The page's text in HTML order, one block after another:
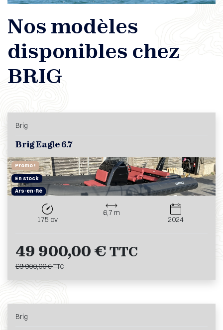
Nos modèles
disponibles chez
BRIG
Brig
Brig Eagle 6.7
Promo !
En stock
Ars-en-Ré
175 cv
6,7 m
2024
49 900,00 € TTC
69 900,00 €TTC
Brig